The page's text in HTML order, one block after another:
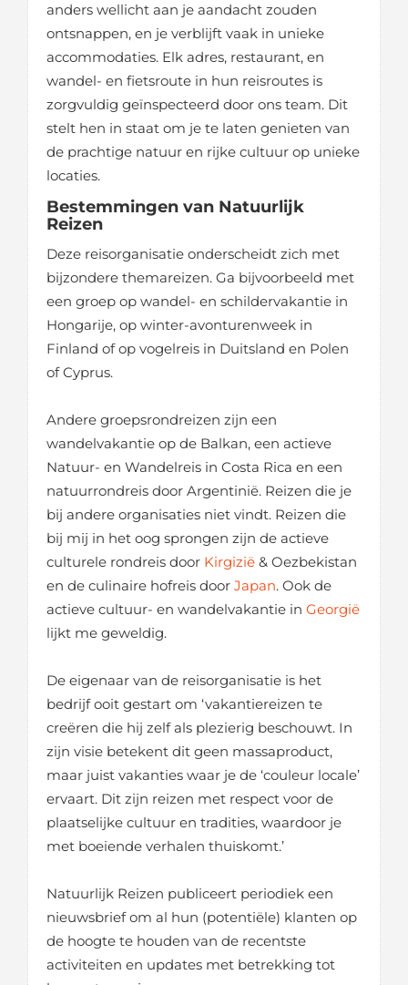
anders wellicht aan je aandacht zouden
ontsnappen, en je verblijft vaak in unieke
accommodaties. Elk adres, restaurant, en
wandel- en fietsroute in hun reisroutes is
zorgvuldig geïnspecteerd door ons team. Dit
stelt hen in staat om je te laten genieten van
de prachtige natuur en rijke cultuur op unieke
locaties.
Bestemmingen van Natuurlijk
Reizen
Deze reisorganisatie onderscheidt zich met
bijzondere themareizen. Ga bijvoorbeeld met
een groep op wandel- en schildervakantie in
Hongarije, op winter-avonturenweek in
Finland of op vogelreis in Duitsland en Polen
of Cyprus.
Andere groepsrondreizen zijn een
wandelvakantie op de Balkan, een actieve
Natuur- en Wandelreis in Costa Rica en een
natuurrondreis door Argentinië. Reizen die je
bij andere organisaties niet vindt. Reizen die
bij mij in het oog sprongen zijn de actieve
culturele rondreis door Kirgizië & Oezbekistan
en de culinaire hofreis door Japan. Ook de
actieve cultuur- en wandelvakantie in Georgië
lijkt me geweldig.
De eigenaar van de reisorganisatie is het
bedrijf ooit gestart om ‘vakantiereizen te
creëren die hij zelf als plezierig beschouwt. In
zijn visie betekent dit geen massaproduct,
maar juist vakanties waar je de ‘couleur locale’
ervaart. Dit zijn reizen met respect voor de
plaatselijke cultuur en tradities, waardoor je
met boeiende verhalen thuiskomt.’
Natuurlijk Reizen publiceert periodiek een
nieuwsbrief om al hun (potentiële) klanten op
de hoogte te houden van de recentste
activiteiten en updates met betrekking tot